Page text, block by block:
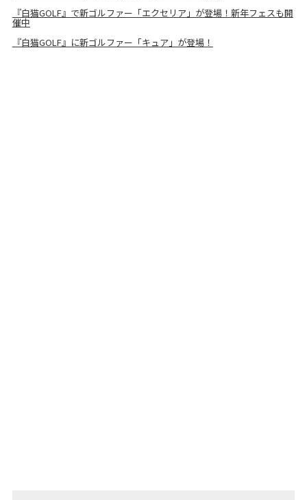
『白猫GOLF』で新ゴルファー「エクセリア」が登場！新年フェスも開
催中
『白猫GOLF』に新ゴルファー「キュア」が登場！